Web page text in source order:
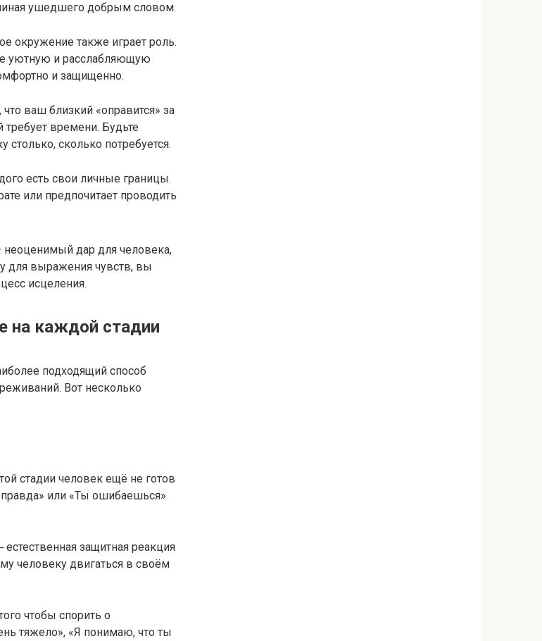
ушедшего добрым словом.​
окружение также играет роль.
уютную и расслабляющую
и защищенно.​
ваш близкий «оправится» за
времени.​ Будьте
сколько потребуется.​
есть свои личные границы.​
или предпочитает проводить
неоценимый дар для человека,
для выражения чувств, вы
исцеления.​
на каждой стадии
подходящий способ
Вот несколько
стадии человек ещё не готов
или «Ты ошибаешься»
защитная реакция
человеку двигаться в своём
чтобы спорить о
тяжело», «Я понимаю, что ты